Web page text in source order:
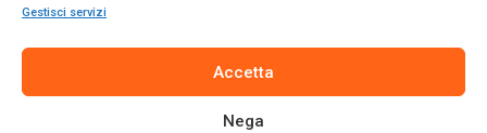
Gestisci servizi
Accetta
Nega
Tribunale di Siracusa. Direttore responsabile Gianni Catania.
© 2024 Promo Italia S.r.l. Tutti i diritti riservati. | Sito web